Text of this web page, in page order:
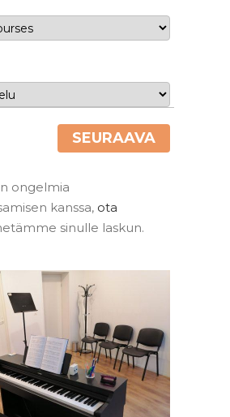
SEURAAVA
ongelmia
kanssa, ota
sinulle laskun.